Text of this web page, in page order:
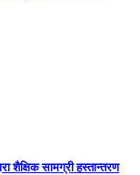
शैक्षिक सामग्री हस्तान्तरण